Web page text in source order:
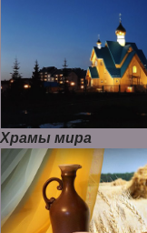
Храмы мира